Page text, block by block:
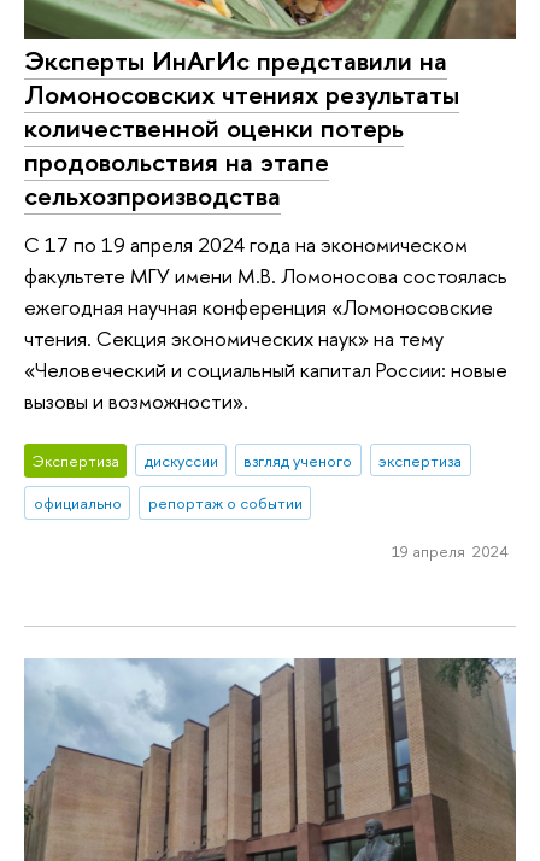
Эксперты ИнАгИс представили на
Ломоносовских чтениях результаты
количественной оценки потерь
продовольствия на этапе
сельхозпроизводства
С 17 по 19 апреля 2024 года на экономическом
факультете МГУ имени М.В. Ломоносова состоялась
ежегодная научная конференция «Ломоносовские
чтения. Секция экономических наук» на тему
«Человеческий и социальный капитал России: новые
вызовы и возможности».
Экспертиза дискуссии взгляд ученого
экспертиза
официально
репортаж о событии
19 апреля 2024